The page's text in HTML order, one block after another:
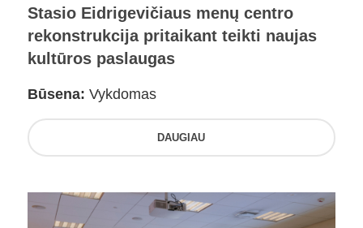
Stasio Eidrigevičiaus menų centro
rekonstrukcija pritaikant teikti naujas
kultūros paslaugas
Būsena: Vykdomas
DAUGIAU